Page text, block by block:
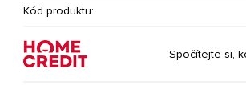
Kód produktu:
Spočítejte si,